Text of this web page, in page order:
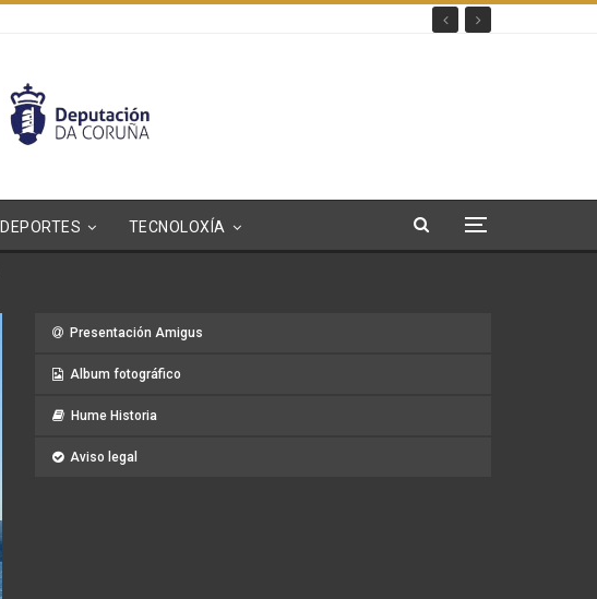
DEPORTES TECNOLOXÍA
Presentación Amigus
Album fotográfico
Hume Historia
Aviso legal